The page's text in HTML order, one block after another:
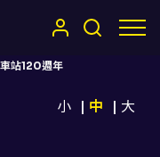
站120週年
小 中 大